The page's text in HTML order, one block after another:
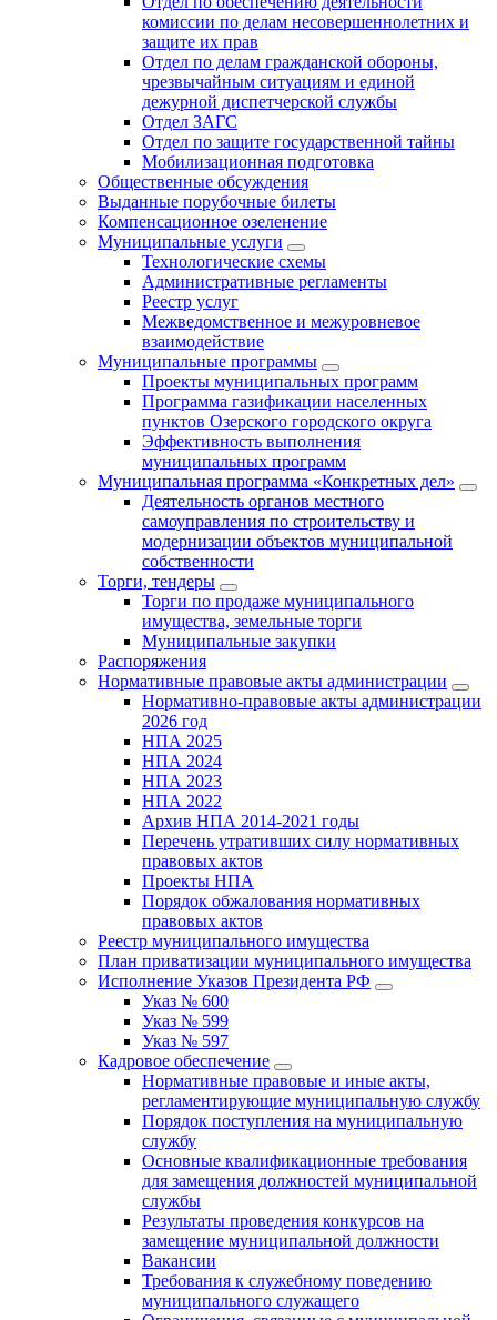
комиссии по делам несовершеннолетних и
защите их прав
Отдел по делам гражданской обороны,
чрезвычайным ситуациям и единой
дежурной диспетчерской службы
Отдел ЗАГС
Отдел по защите государственной тайны
Мобилизационная подготовка
Общественные обсуждения
Выданные порубочные билеты
Компенсационное озеленение
Муниципальные услуги
Технологические схемы
Административные регламенты
Реестр услуг
Межведомственное и межуровневое
взаимодействие
Муниципальные программы
Проекты муниципальных программ
Программа газификации населенных
пунктов Озерского городского округа
Эффективность выполнения
муниципальных программ
Муниципальная программа «Конкретных дел»
Деятельность органов местного
самоуправления по строительству и
модернизации объектов муниципальной
собственности
Торги, тендеры
Торги по продаже муниципального
имущества, земельные торги
Муниципальные закупки
Распоряжения
Нормативные правовые акты администрации
Нормативно-правовые акты администрации
2026 год
НПА 2025
НПА 2024
НПА 2023
НПА 2022
Архив НПА 2014-2021 годы
Перечень утративших силу нормативных
правовых актов
Проекты НПА
Порядок обжалования нормативных
правовых актов
Реестр муниципального имущества
План приватизации муниципального имущества
Исполнение Указов Президента РФ
Указ № 600
Указ № 599
Указ № 597
Кадровое обеспечение
Нормативные правовые и иные акты,
регламентирующие муниципальную службу
Порядок поступления на муниципальную
службу
Основные квалификационные требования
для замещения должностей муниципальной
службы
Результаты проведения конкурсов на
замещение муниципальной должности
Вакансии
Требования к служебному поведению
муниципального служащего